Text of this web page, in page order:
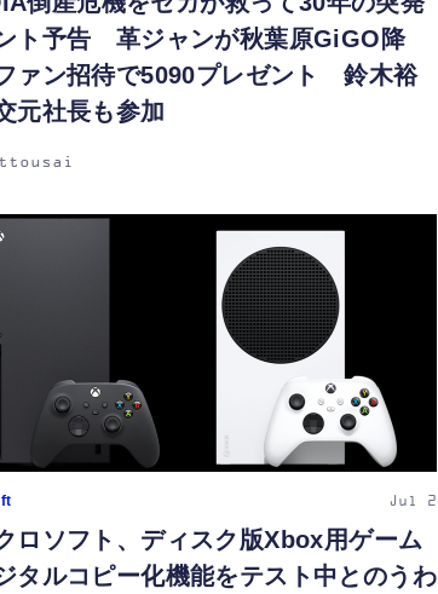
ト予告 革ジャンが秋葉原GiGO降
ァン招待で5090プレゼント 鈴木裕
元社長も参加
Jul 2
ロソフト、ディスク版Xbox用ゲーム
タルコピー化機能をテスト中とのうわ